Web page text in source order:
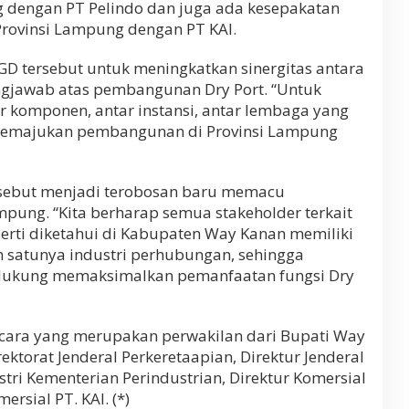
PT Pelindo dan juga ada kesepakatan
Lampung dengan PT KAI.
tersebut untuk meningkatkan sinergitas antara
atas pembangunan Dry Port. “Untuk
komponen, antar instansi, antar lembaga yang
pembangunan di Provinsi Lampung
menjadi terobosan baru memacu
“Kita berharap semua stakeholder terkait
diketahui di Kabupaten Way Kanan memiliki
industri perhubungan, sehingga
memaksimalkan pemanfaatan fungsi Dry
yang merupakan perwakilan dari Bupati Way
Jenderal Perkeretaapian, Direktur Jenderal
Kementerian Perindustrian, Direktur Komersial
PT. KAI. (*)